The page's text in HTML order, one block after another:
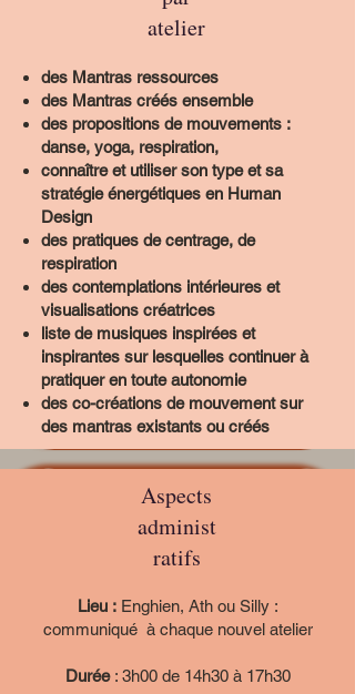
atelier
des Mantras ressources
des Mantras créés ensemble
des propositions de mouvements :
danse, yoga, respiration,
connaître et utiliser son type et sa
stratégie énergétiques en Human
Design
des pratiques de centrage, de
respiration
des contemplations intérieures et
visualisations créatrices
liste de musiques inspirées et
inspirantes sur lesquelles continuer à
pratiquer en toute autonomie
des co-créations de mouvement sur
des mantras existants ou créés
Aspects
administ
ratifs
Lieu : Enghien, Ath ou Silly :
communiqué à chaque nouvel atelier
Durée: 3h00 de 14h30 à 17h30